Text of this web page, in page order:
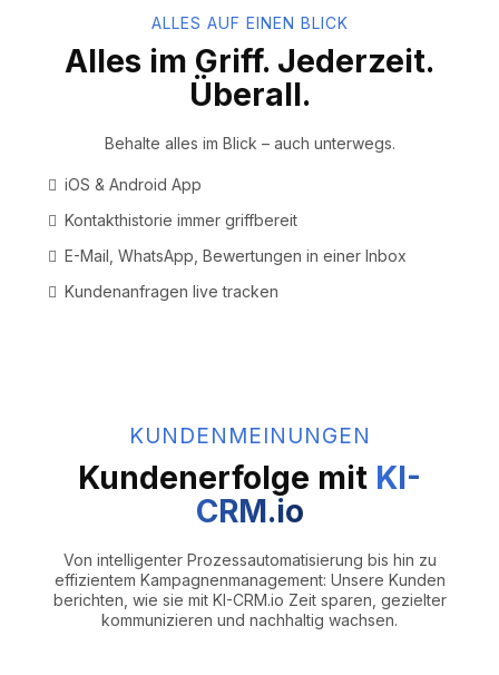
ALLES AUF EINEN BLICK
Alles im Griff. Jederzeit.
Überall.
Behalte alles im Blick – auch unterwegs.
iOS & Android App
Kontakthistorie immer griffbereit
E-Mail, WhatsApp, Bewertungen in einer Inbox
Kundenanfragen live tracken
KUNDENMEINUNGEN
Kundenerfolge mit KI-
CRM.io
Von intelligenter Prozessautomatisierung bis hin zu
effizientem Kampagnenmanagement: Unsere Kunden
berichten, wie sie mit KI-CRM.io Zeit sparen, gezielter
kommunizieren und nachhaltig wachsen.